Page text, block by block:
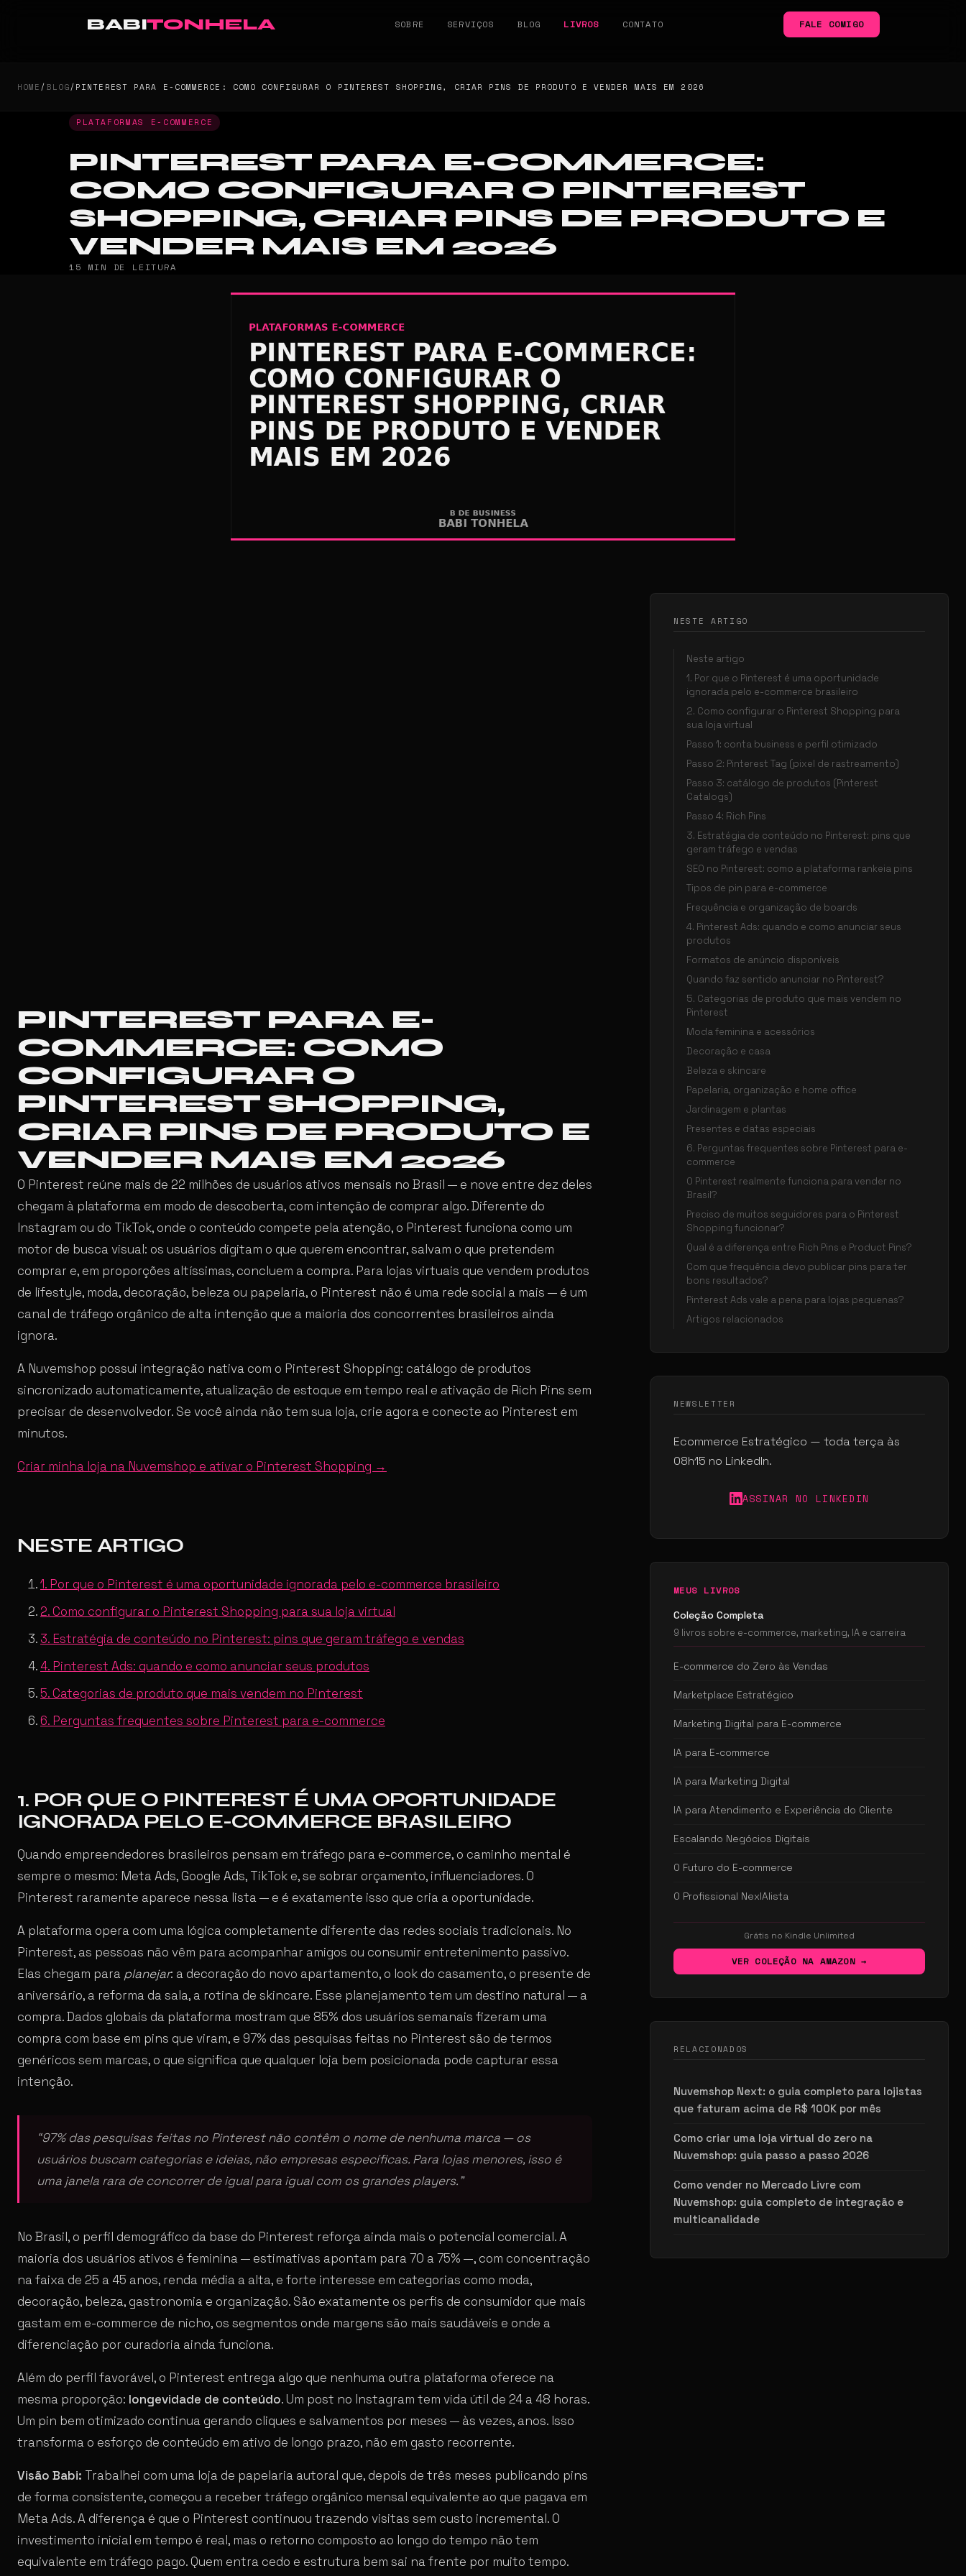
BABITONHELA SOBRE SERVIÇOS BLOG LIVROS CONTATO FALE COMIGO
HOME/BLOG/PINTEREST PARA E-COMMERCE: COMO CONFIGURAR O PINTEREST SHOPPING, CRIAR PINS DE PRODUTO E VENDER MAIS EM 2026
PLATAFORMAS E-COMMERCE
PINTEREST PARA E-COMMERCE:
COMO CONFIGURAR O PINTEREST
SHOPPING, CRIAR PINS DE PRODUTO E
VENDER MAIS EM 2026
15 MIN DE LEITURA
PINTEREST PARA E-
COMMERCE: COMO
CONFIGURAR O
PINTEREST SHOPPING,
CRIAR PINS DE PRODUTO E
VENDER MAIS EM 2026
O Pinterest reúne mais de 22 milhões de usuários ativos mensais no Brasil — e nove entre dez deles
chegam à plataforma em modo de descoberta, com intenção de comprar algo. Diferente do
Instagram ou do TikTok, onde o conteúdo compete pela atenção, o Pinterest funciona como um
motor de busca visual: os usuários digitam o que querem encontrar, salvam o que pretendem
comprar e, em proporções altíssimas, concluem a compra. Para lojas virtuais que vendem produtos
de lifestyle, moda, decoração, beleza ou papelaria, o Pinterest não é uma rede social a mais — é um
canal de tráfego orgânico de alta intenção que a maioria dos concorrentes brasileiros ainda
ignora.
A Nuvemshop possui integração nativa com o Pinterest Shopping: catálogo de produtos
sincronizado automaticamente, atualização de estoque em tempo real e ativação de Rich Pins sem
precisar de desenvolvedor. Se você ainda não tem sua loja, crie agora e conecte ao Pinterest em
minutos.
Criar minha loja na Nuvemshop e ativar o Pinterest Shopping →
NESTE ARTIGO
1. Por que o Pinterest é uma oportunidade ignorada pelo e-commerce brasileiro
2. Como configurar o Pinterest Shopping para sua loja virtual
3. Estratégia de conteúdo no Pinterest: pins que geram tráfego e vendas
4. Pinterest Ads: quando e como anunciar seus produtos
5. Categorias de produto que mais vendem no Pinterest
6. Perguntas frequentes sobre Pinterest para e-commerce
1. POR QUE O PINTEREST É UMA OPORTUNIDADE
IGNORADA PELO E-COMMERCE BRASILEIRO
Quando empreendedores brasileiros pensam em tráfego para e-commerce, o caminho mental é
sempre o mesmo: Meta Ads, Google Ads, TikTok e, se sobrar orçamento, influenciadores. O
Pinterest raramente aparece nessa lista — e é exatamente isso que cria a oportunidade.
A plataforma opera com uma lógica completamente diferente das redes sociais tradicionais. No
Pinterest, as pessoas não vêm para acompanhar amigos ou consumir entretenimento passivo.
Elas chegam para planejar: a decoração do novo apartamento, o look do casamento, o presente de
aniversário, a reforma da sala, a rotina de skincare. Esse planejamento tem um destino natural — a
compra. Dados globais da plataforma mostram que 85% dos usuários semanais fizeram uma
compra com base em pins que viram, e 97% das pesquisas feitas no Pinterest são de termos
genéricos sem marcas, o que significa que qualquer loja bem posicionada pode capturar essa
intenção.
“97% das pesquisas feitas no Pinterest não contêm o nome de nenhuma marca — os
usuários buscam categorias e ideias, não empresas específicas. Para lojas menores, isso é
uma janela rara de concorrer de igual para igual com os grandes players.”
No Brasil, o perfil demográfico da base do Pinterest reforça ainda mais o potencial comercial. A
maioria dos usuários ativos é feminina — estimativas apontam para 70 a 75% —, com concentração
na faixa de 25 a 45 anos, renda média a alta, e forte interesse em categorias como moda,
decoração, beleza, gastronomia e organização. São exatamente os perfis de consumidor que mais
gastam em e-commerce de nicho, os segmentos onde margens são mais saudáveis e onde a
diferenciação por curadoria ainda funciona.
Além do perfil favorável, o Pinterest entrega algo que nenhuma outra plataforma oferece na
mesma proporção: longevidade de conteúdo. Um post no Instagram tem vida útil de 24 a 48 horas.
Um pin bem otimizado continua gerando cliques e salvamentos por meses — às vezes, anos. Isso
transforma o esforço de conteúdo em ativo de longo prazo, não em gasto recorrente.
Visão Babi: Trabalhei com uma loja de papelaria autoral que, depois de três meses publicando pins
de forma consistente, começou a receber tráfego orgânico mensal equivalente ao que pagava em
Meta Ads. A diferença é que o Pinterest continuou trazendo visitas sem custo incremental. O
investimento inicial em tempo é real, mas o retorno composto ao longo do tempo não tem
equivalente em tráfego pago. Quem entra cedo e estrutura bem sai na frente por muito tempo.
NESTE ARTIGO
Neste artigo
1. Por que o Pinterest é uma oportunidade
ignorada pelo e-commerce brasileiro
2. Como configurar o Pinterest Shopping para
sua loja virtual
Passo 1: conta business e perfil otimizado
Passo 2: Pinterest Tag (pixel de rastreamento)
Passo 3: catálogo de produtos (Pinterest
Catalogs)
Passo 4: Rich Pins
3. Estratégia de conteúdo no Pinterest: pins que
geram tráfego e vendas
SEO no Pinterest: como a plataforma rankeia pins
Tipos de pin para e-commerce
Frequência e organização de boards
4. Pinterest Ads: quando e como anunciar seus
produtos
Formatos de anúncio disponíveis
Quando faz sentido anunciar no Pinterest?
5. Categorias de produto que mais vendem no
Pinterest
Moda feminina e acessórios
Decoração e casa
Beleza e skincare
Papelaria, organização e home office
Jardinagem e plantas
Presentes e datas especiais
6. Perguntas frequentes sobre Pinterest para e-
commerce
O Pinterest realmente funciona para vender no
Brasil?
Preciso de muitos seguidores para o Pinterest
Shopping funcionar?
Qual é a diferença entre Rich Pins e Product Pins?
Com que frequência devo publicar pins para ter
bons resultados?
Pinterest Ads vale a pena para lojas pequenas?
Artigos relacionados
NEWSLETTER
Ecommerce Estratégico — toda terça às
08h15 no LinkedIn.
ASSINAR NO LINKEDIN
MEUS LIVROS
Coleção Completa
9 livros sobre e-commerce, marketing, IA e carreira
E-commerce do Zero às Vendas
Marketplace Estratégico
Marketing Digital para E-commerce
IA para E-commerce
IA para Marketing Digital
IA para Atendimento e Experiência do Cliente
Escalando Negócios Digitais
O Futuro do E-commerce
O Profissional NexIAlista
Grátis no Kindle Unlimited
VER COLEÇÃO NA AMAZON →
RELACIONADOS
Nuvemshop Next: o guia completo para lojistas
que faturam acima de R$ 100K por mês
Como criar uma loja virtual do zero na
Nuvemshop: guia passo a passo 2026
Como vender no Mercado Livre com
Nuvemshop: guia completo de integração e
multicanalidade